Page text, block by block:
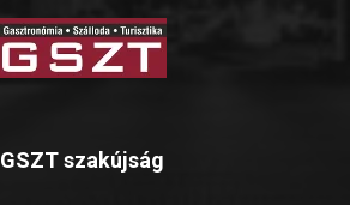
GSZT szakújság